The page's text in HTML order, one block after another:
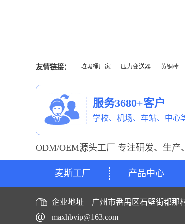
友情链接： 垃圾桶厂家 压力变送器 黄铜棒
服务3680+客户
学校、机场、车站、中心
ODM/OEM源头工厂 专注研发、生
麦斯工厂 产品中心
企业地址—广州市番禺区石壁街都那
maxhbvip@163.com